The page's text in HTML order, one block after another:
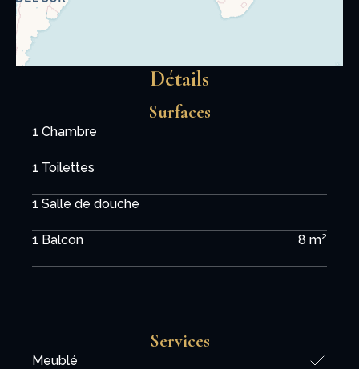
Détails
Surfaces
1 Chambre
1 Toilettes
1 Salle de douche
1 Balcon 8 m²
Services
Meublé